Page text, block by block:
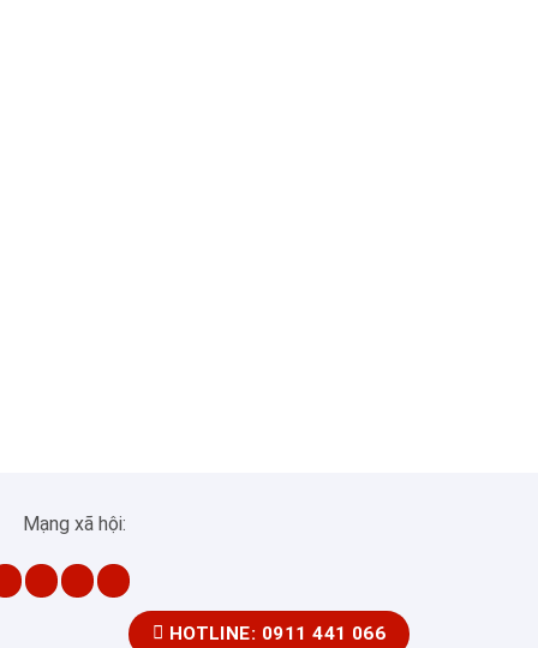
Mạng xã hội:
HOTLINE: 0911 441 066